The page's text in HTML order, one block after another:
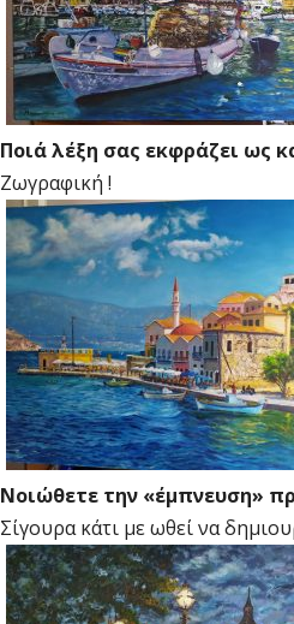
Ποιά λέξη σας εκφράζει ως
Ζωγραφική !
Νοιώθετε την «έμπνευση»
Σίγουρα κάτι με ωθεί να